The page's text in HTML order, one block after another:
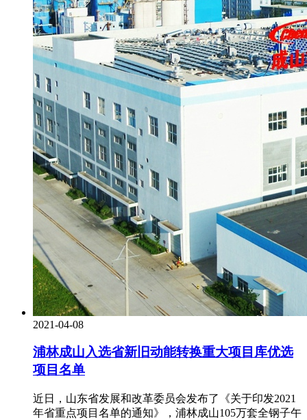
2021-04-08
浦林成山入选省新旧动能转换重大项目库优选
项目名单
近日，山东省发展和改革委员会发布了《关于印发2021
年省重点项目名单的通知》，浦林成山105万套全钢子午